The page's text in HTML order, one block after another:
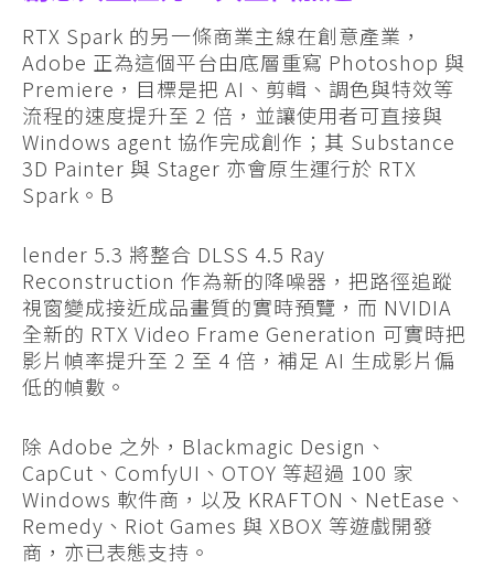
RTX Spark 的另一條商業主線在創意產業，
Adobe 正為這個平台由底層重寫 Photoshop 與
Premiere，目標是把 AI、剪輯、調色與特效等
流程的速度提升至 2 倍，並讓使用者可直接與
Windows agent 協作完成創作；其 Substance
3D Painter 與 Stager 亦會原生運行於 RTX
Spark。B
lender 5.3 將整合 DLSS 4.5 Ray
Reconstruction 作為新的降噪器，把路徑追蹤
視窗變成接近成品畫質的實時預覽，而 NVIDIA
全新的 RTX Video Frame Generation 可實時把
影片幀率提升至 2 至 4 倍，補足 AI 生成影片偏
低的幀數。
除 Adobe 之外，Blackmagic Design、
CapCut、ComfyUI、OTOY 等超過 100 家
Windows 軟件商，以及 KRAFTON、NetEase、
Remedy、Riot Games 與 XBOX 等遊戲開發
商，亦已表態支持。